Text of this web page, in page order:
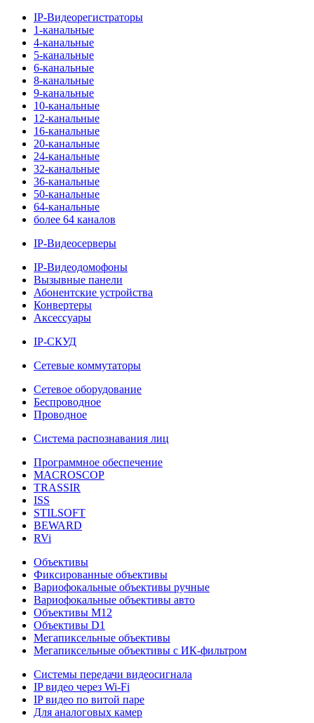
IP-Видеорегистраторы
1-канальные
4-канальные
5-канальные
6-канальные
8-канальные
9-канальные
10-канальные
12-канальные
16-канальные
20-канальные
24-канальные
32-канальные
36-канальные
50-канальные
64-канальные
более 64 каналов
IP-Видеосерверы
IP-Видеодомофоны
Вызывные панели
Абонентские устройства
Конвертеры
Аксессуары
IP-СКУД
Сетевые коммутаторы
Сетевое оборудование
Беспроводное
Проводное
Система распознавания лиц
Программное обеспечение
MACROSCOP
TRASSIR
ISS
STILSOFT
BEWARD
RVi
Объективы
Фиксированные объективы
Вариофокальные объективы ручные
Вариофокальные объективы авто
Объективы М12
Объективы D1
Мегапиксельные объективы
Мегапиксельные объективы с ИК-фильтром
Системы передачи видеосигнала
IP видео через Wi-Fi
IP видео по витой паре
Для аналоговых камер